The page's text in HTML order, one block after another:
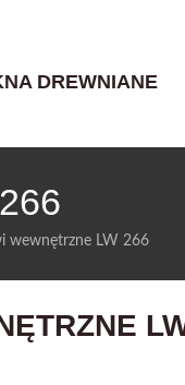
DREWNIANE
wewnętrzne LW 266